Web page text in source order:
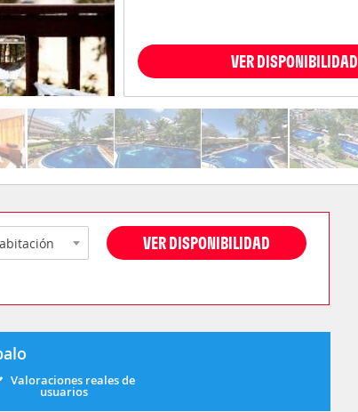
VER DISPONIBILIDAD
VER DISPONIBILIDAD
Valoraciones reales de
usuarios